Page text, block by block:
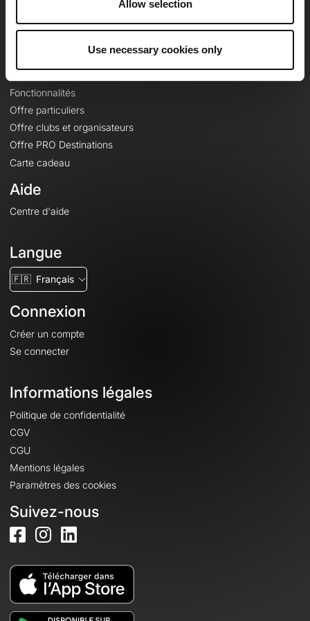
Allow selection
Use necessary cookies only
Le Mag'
Fonctionnalités
Offre particuliers
Offre clubs et organisateurs
Offre PRO Destinations
Carte cadeau
Aide
Centre d'aide
Langue
🇫🇷 Français
Connexion
Créer un compte
Se connecter
Informations légales
Politique de confidentialité
CGV
CGU
Mentions légales
Paramètres des cookies
Suivez-nous